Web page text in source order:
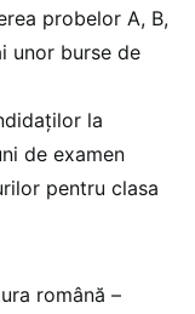
probelor A, B,
unor burse de
la
de examen
pentru clasa
română –